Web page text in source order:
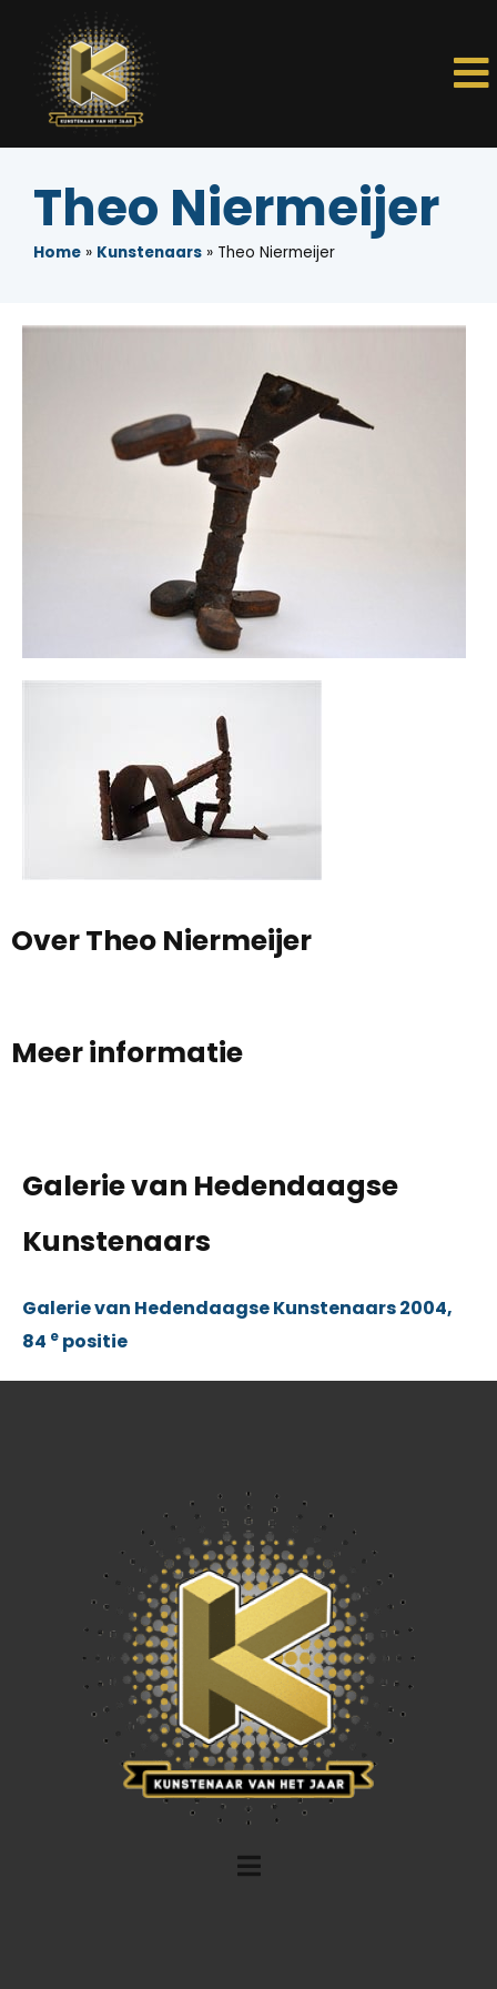
Theo Niermeijer
Home » Kunstenaars » Theo Niermeijer
Over Theo Niermeijer
Meer informatie
Galerie van Hedendaagse
Kunstenaars
Galerie van Hedendaagse Kunstenaars 2004,
84 e positie